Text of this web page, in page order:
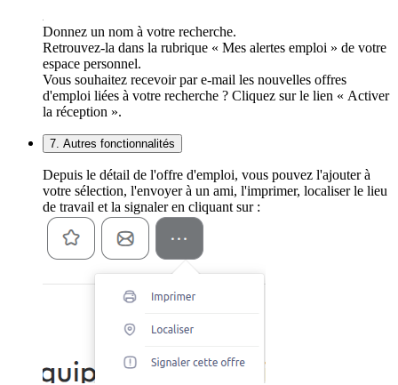
Donnez un nom à votre recherche.
Retrouvez-la dans la rubrique « Mes alertes emploi » de votre
espace personnel.
Vous souhaitez recevoir par e-mail les nouvelles offres
d'emploi liées à votre recherche ? Cliquez sur le lien « Activer
la réception ».
7. Autres fonctionnalités
Depuis le détail de l'offre d'emploi, vous pouvez l'ajouter à
votre sélection, l'envoyer à un ami, l'imprimer, localiser le lieu
de travail et la signaler en cliquant sur :